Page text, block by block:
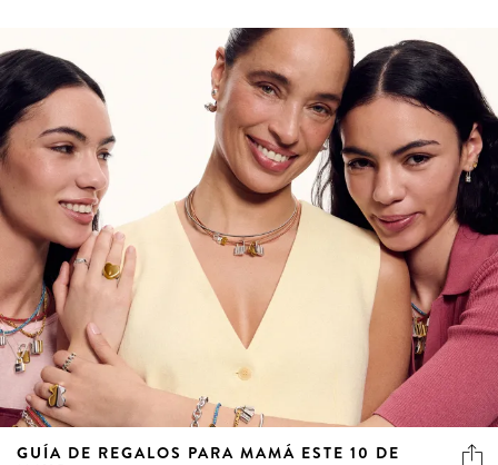
GUÍA DE REGALOS PARA MAMÁ ESTE 10 DE
MAYO